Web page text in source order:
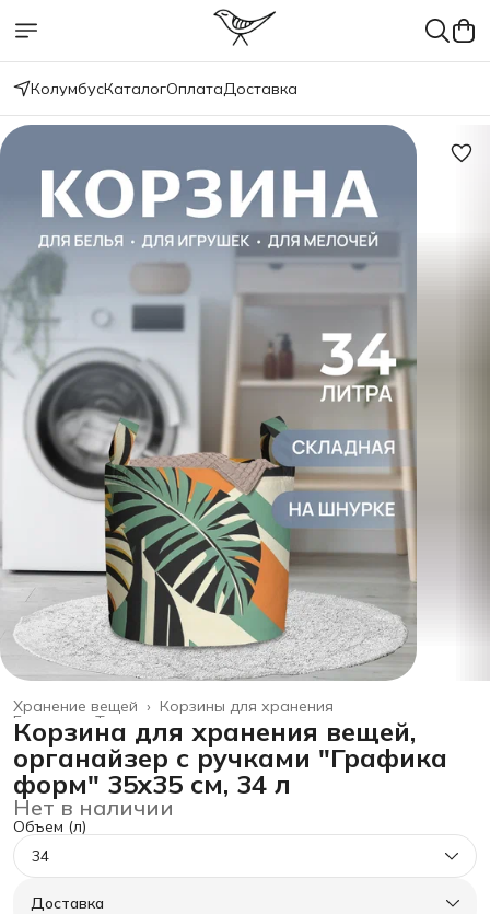
КолумбусКаталогОплатаДоставка
Корзины для хранения
Хранение вещей ›
Товары для дома
Главная
Корзина для хранения вещей,
органайзер с ручками "Графика
форм" 35x35 см, 34 л
Нет в наличии
Объем (л)
34
Доставка